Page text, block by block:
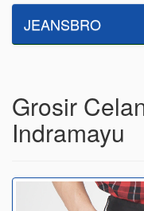
JEANSBRO
Grosir
Indramayu